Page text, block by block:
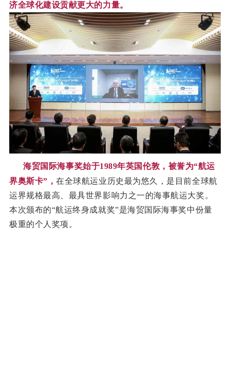
济全球化建设贡献更大的力量。
海贸国际海事奖始于1989年英国伦敦，被誉为“航运
界奥斯卡”，在全球航运业历史最为悠久，是目前全球航
运界规格最高、最具世界影响力之一的海事航运大奖。
本次颁布的“航运终身成就奖”是海贸国际海事奖中份量
极重的个人奖项。